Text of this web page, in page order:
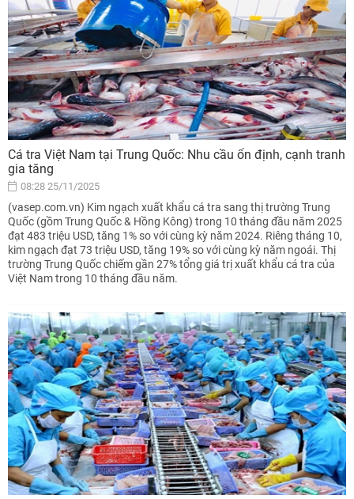
Cá tra Việt Nam tại Trung Quốc: Nhu cầu ổn định, cạnh tranh
gia tăng
08:28 25/11/2025
(vasep.com.vn) Kim ngạch xuất khẩu cá tra sang thị trường Trung
Quốc (gồm Trung Quốc & Hồng Kông) trong 10 tháng đầu năm 2025
đạt 483 triệu USD, tăng 1% so với cùng kỳ năm 2024. Riêng tháng 10,
kim ngạch đạt 73 triệu USD, tăng 19% so với cùng kỳ năm ngoái. Thị
trường Trung Quốc chiếm gần 27% tổng giá trị xuất khẩu cá tra của
Việt Nam trong 10 tháng đầu năm.